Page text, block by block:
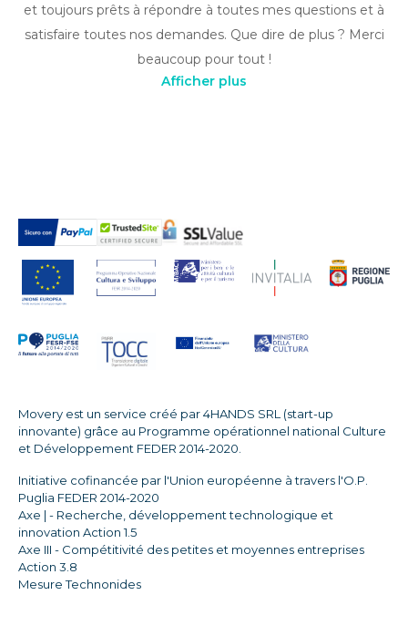
et toujours prêts à répondre à toutes mes questions et à
satisfaire toutes nos demandes. Que dire de plus ? Merci
beaucoup pour tout !
Afficher plus
Movery est un service créé par 4HANDS SRL (start-up
innovante) grâce au Programme opérationnel national Culture
et Développement FEDER 2014-2020.
Initiative cofinancée par l'Union européenne à travers l'O.P.
Puglia FEDER 2014-2020
Axe | - Recherche, développement technologique et
innovation Action 1.5
Axe III - Compétitivité des petites et moyennes entreprises
Action 3.8
Mesure Technonides